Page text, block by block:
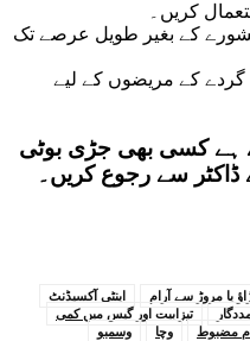
کریں۔
کے بغیر طویل عرصے تک
گردے کے مریضوں کے لیے
ہے کسی بھی جڑی بوٹی
ڈاکٹر سے رجوع کریں۔
یا مروڑ سے آرام
اینٹی آکسیڈنٹ
تیزابیت اور گیس میں کمی
مضبوط وچا وسمبو